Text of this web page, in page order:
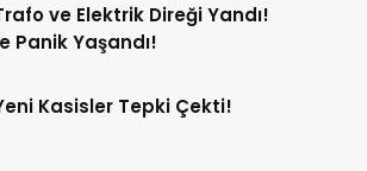
ve Elektrik Direği Yandı!
Panik Yaşandı!
Kasisler Tepki Çekti!